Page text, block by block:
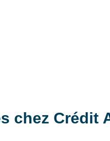
chez Crédit